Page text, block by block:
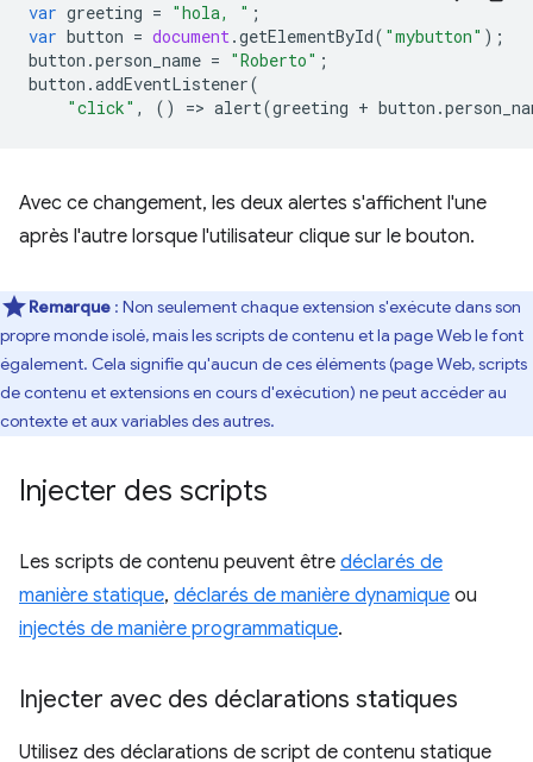
var greeting = "hola, " ;
var button = document.getElementById( "mybutton" );
button .person_name = "Roberto" ;
button .addEventListener(
"click" , () => alert(greeting + button .
Avec ce changement, les deux alertes s'affichent l'une
après l'autre lorsque l'utilisateur clique sur le bouton.
Remarque : Non seulement chaque extension s'exécute dans son
propre monde isolé, mais les scripts de contenu et la page Web le font
également. Cela signifie qu'aucun de ces éléments (page Web, scripts
de contenu et extensions en cours d'exécution) ne peut accéder au
contexte et aux variables des autres.
Injecter des scripts
Les scripts de contenu peuvent être déclarés de
manière statique, déclarés de manière dynamique ou
injectés de manière programmatique.
Injecter avec des déclarations statiques
Utilisez des déclarations de script de contenu statique